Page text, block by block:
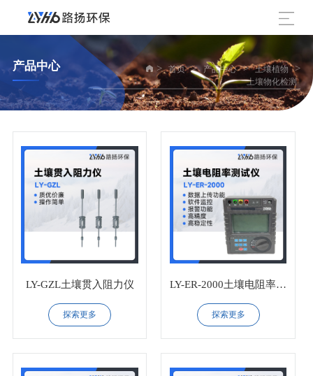
产品中心 > 首页 > 产品中心 > 土壤植物 >
土壤物化检测
LY-GZL土壤贯入阻力仪
探索更多
LY-ER-2000土壤电阻率测
试仪
探索更多